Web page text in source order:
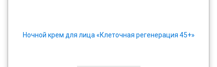
Ночной крем для лица «Клеточная регенерация 45+»